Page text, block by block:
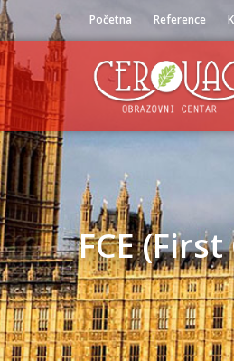
Početna Reference
FCE